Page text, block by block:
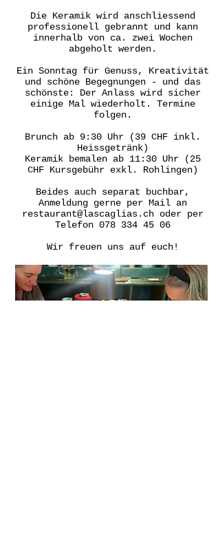
Die Keramik wird anschliessend
professionell gebrannt und kann
innerhalb von ca. zwei Wochen
abgeholt werden.
Ein Sonntag für Genuss, Kreativität
und schöne Begegnungen - und das
schönste: Der Anlass wird sicher
einige Mal wiederholt. Termine
folgen.
Brunch ab 9:30 Uhr (39 CHF inkl.
Heissgetränk)
Keramik bemalen ab 11:30 Uhr (25
CHF Kursgebühr exkl. Rohlingen)
Beides auch separat buchbar,
Anmeldung gerne per Mail an
restaurant@lascaglias.ch oder per
Telefon 078 334 45 06
Wir freuen uns auf euch!